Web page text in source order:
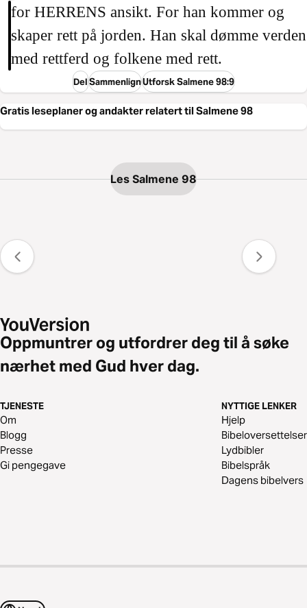
for HERRENS ansikt. For han kommer og
skaper rett på jorden. Han skal dømme verden
med rettferd og folkene med rett.
DelSammenlignUtforsk Salmene 98:9
Gratis leseplaner og andakter relatert til Salmene 98
Les Salmene 98
Oppmuntrer og utfordrer deg til å søke
nærhet med Gud hver dag.
TJENESTE
Om
Blogg
Presse
Gi pengegave
NYTTIGE LENKER
Hjelp
Bibeloversettelser
Lydbibler
Bibelspråk
Dagens bibelvers